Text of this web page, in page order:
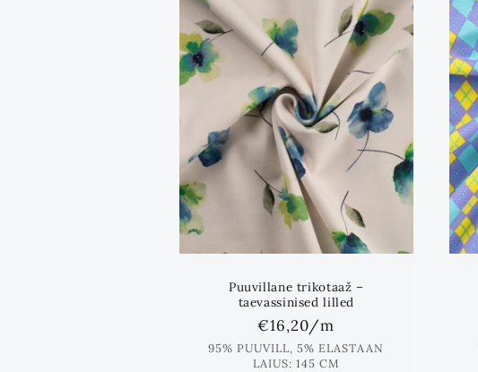
Puuvillane trikotaaž –
taevassinised lilled
Standards
hind
€16,20/m
95% PUUVILL, 5% ELASTAAN
LAIUS: 145 CM